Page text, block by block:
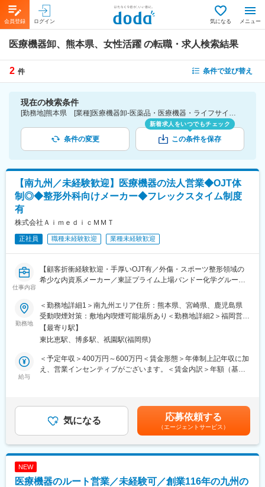
会員登録 ログイン 気になる メニュー
医療機器卸、熊本県、女性活躍 の転職・求人検索結果
2 件 条件で並び替え
現在の検索条件
[勤務地]熊本県 [業種]医療機器卸-医薬品・医療機器・ライフサイエンス・医療系サービス [詳細条件](会社・職場の環境)女性活躍
条件の変更
新着求人をいつでもチェック
この条件を保存
【南九州／未経験歓迎】医療機器の法人営業◆OJT体
制◎◆整形外科向けメーカー◆フレックスタイム制度
有
株式会社ＡｉｍｅｄｉｃＭＭＴ
正社員 職種未経験歓迎 業種未経験歓迎
仕事内容
【顧客折衝経験歓迎・手厚いOJT有／外傷・スポーツ整形領域の
希少な内資系メーカー／東証プライム上場バンドー化学グループ
給率87％】
【業務概要】
■当社は整形外科向け医療機器の製造・販売・アフターサービスを
行っております。
■本ポジションでは整形外科医を相手とした医療機器（整形外科向
けインプラント）の営業を担当します。自宅からの直行直帰が基
■病院の医師や看護師等に対する製品PR
■販売代理店に対する販売促進、販売支援活動および情報交換
■顧客を対象とした製品勉強会の企画、運営
ているため、お早めに一人立ちできるよう充実した研修制度を用
勤務地
＜勤務地詳細1＞南九州エリア住所：熊本県、宮崎県、鹿児島県
受動喫煙対策：敷地内喫煙可能場所あり＜勤務地詳細2＞福岡営業
所住所：福岡県福岡市博多区比恵町1-1 楠本第7ビル502号勤務地
最寄駅：JR線／博多駅受動喫煙対策：敷地内喫煙可能場所あり変
【最寄り駅】
東比恵駅、博多駅、祇園駅(福岡県)
給与
＜予定年収＞400万円～600万円＜賃金形態＞年俸制上記年収に加
え、営業インセンティブがございます。＜賃金内訳＞年額（基本
律手当を含む）＜昇給有無＞有＜残業手当＞有＜給与補足＞■営業
インセンティブ：目標予算100%達成時に年収の約16％(約
640,000円～960,000円)を支給、達成率100%以上はさらに増額
(上限なし)、但し達成率95%以上で支給。■給与改定：年1回（4
月）※給与詳細は経験等を考慮し、同社規定により決定します。賃
があります。月給(月額)は固定手当を含めた表記です。
気になる 応募依頼する
（エージェントサービス）
NEW
医療機器のルート営業／未経験可／創業116年の九州の